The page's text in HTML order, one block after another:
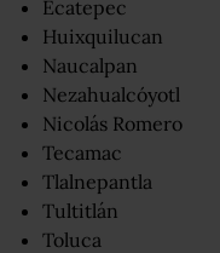
Ecatepec
Huixquilucan
Naucalpan
Nezahualcóyotl
Nicolás Romero
Tecamac
Tlalnepantla
Tultitlán
Toluca